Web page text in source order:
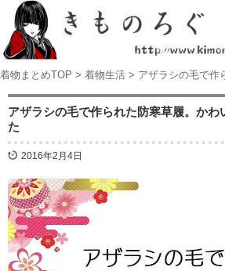
着物まとめTOP > 着物生活 > アザラシの毛で作
アザラシの毛で作られた防寒草履。かわ
た
2016年2月4日